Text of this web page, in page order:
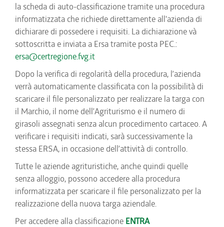
la scheda di auto-classificazione tramite una procedura
informatizzata che richiede direttamente all'azienda di
dichiarare di possedere i requisiti. La dichiarazione và
sottoscritta e inviata a Ersa tramite posta PEC.:
ersa@certregione.fvg.it
Dopo la verifica di regolarità della procedura, l’azienda
verrà automaticamente classificata con la possibilità di
scaricare il file personalizzato per realizzare la targa con
il Marchio, il nome dell’Agriturismo e il numero di
girasoli assegnati senza alcun procedimento cartaceo. A
verificare i requisiti indicati, sarà successivamente la
stessa ERSA, in occasione dell’attività di controllo.
Tutte le aziende agrituristiche, anche quindi quelle
senza alloggio, possono accedere alla procedura
informatizzata per scaricare il file personalizzato per la
realizzazione della nuova targa aziendale.
Per accedere alla classificazione ENTRA